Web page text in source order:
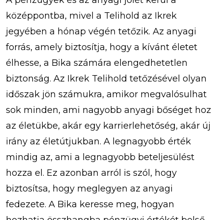
középpontba, mivel a Telihold az Ikrek
jegyében a hónap végén tetőzik. Az anyagi
forrás, amely biztosítja, hogy a kívánt életet
élhesse, a Bika számára elengedhetetlen
biztonság. Az Ikrek Telihold tetőzésével olyan
időszak jön számukra, amikor megvalósulhat
sok minden, ami nagyobb anyagi bőséget hoz
az életükbe, akár egy karrierlehetőség, akár új
irány az életútjukban. A legnagyobb érték
mindig az, ami a legnagyobb beteljesülést
hozza el. Ez azonban arról is szól, hogy
biztosítsa, hogy meglegyen az anyagi
fedezete. A Bika keresse meg, hogyan